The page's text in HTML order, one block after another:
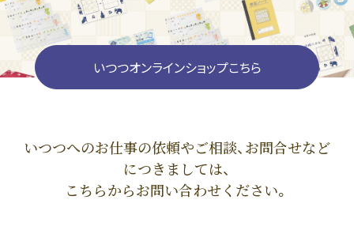
いつつオンラインショップこちら
いつつへのお仕事の依頼やご相談、お問合せなど
につきましては、
こちらからお問い合わせください。